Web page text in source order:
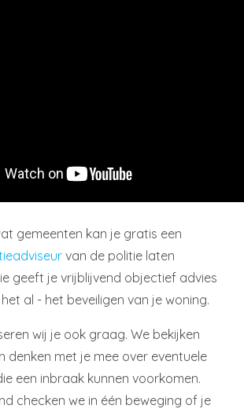
gemeenten kan je gratis een
van de politie laten
geeft je vrijblijvend objectief advies
al - het beveiligen van je woning.
wij je ook graag. We bekijken
denken met je mee over eventuele
een inbraak kunnen voorkomen.
checken we in één beweging of je